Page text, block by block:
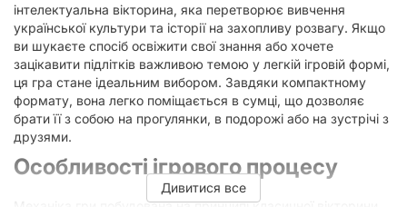
інтелектуальна вікторина, яка перетворює вивчення
української культури та історії на захопливу розвагу. Якщо
ви шукаєте спосіб освіжити свої знання або хочете
зацікавити підлітків важливою темою у легкій ігровій формі,
ця гра стане ідеальним вибором. Завдяки компактному
формату, вона легко поміщається в сумці, що дозволяє
брати її з собою на прогулянки, в подорожі або на зустрічі з
друзями.
Особливості ігрового процесу
Дивитися все